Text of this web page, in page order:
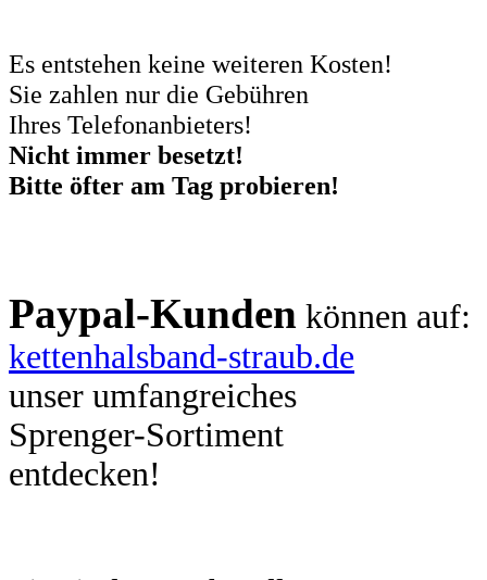
Es entstehen keine weiteren Kosten!
Sie zahlen nur die Gebühren
Ihres Telefonanbieters!
Nicht immer besetzt!
Bitte öfter am Tag probieren!
Paypal-Kunden können auf:
kettenhalsband-straub.de
unser umfangreiches
Sprenger-Sortiment
entdecken!